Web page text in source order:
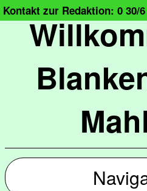
Kontakt zur Redaktion: 0 30/6